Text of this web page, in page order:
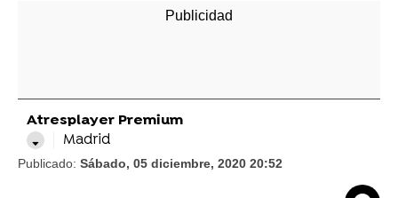
Atresplayer Premium
Madrid
Publicado: Sábado, 05 diciembre, 2020 20:52